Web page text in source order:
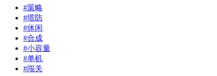
#策略
#塔防
#休闲
#合成
#小容量
#单机
#闯关